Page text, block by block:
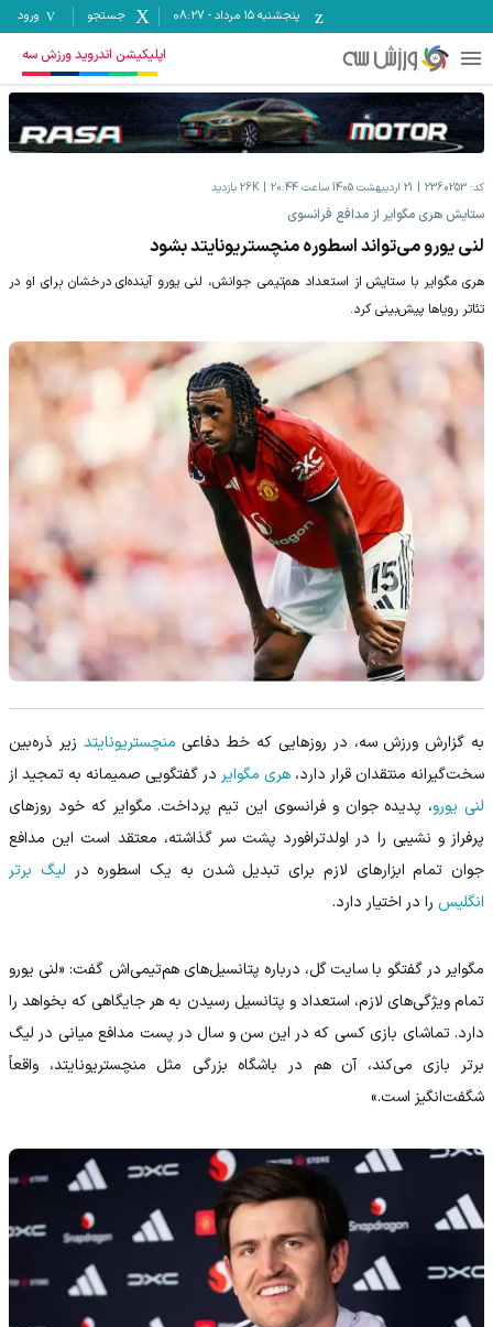
پنجشنبه ۱۵ مرداد -
08:27 جستجو ورود
اپلیکیشن اندروید ورزش سه
کد: 2360253 21 اردیبهشت 1405 ساعت 20:44 26K بازدید
ستایش‌ هری مگوایر از مدافع فرانسوی
لنی یورو می‌تواند اسطوره منچستریونایتد بشود
هری مگوایر با ستایش از استعداد هم‌تیمی جوانش، لنی یورو آینده‌ای درخشان برای او در
تئاتر رویاها پیش‌بینی کرد.
به گزارش ورزش سه، در روزهایی که خط دفاعی منچستریونایتد زیر ذره‌بین
سخت‌گیرانه منتقدان قرار دارد، هری مگوایر در گفتگویی صمیمانه به تمجید از
لنی یورو، پدیده جوان و فرانسوی این تیم پرداخت. مگوایر که خود روزهای
پرفراز و نشیبی را در اولدترافورد پشت سر گذاشته، معتقد است این مدافع
جوان تمام ابزارهای لازم برای تبدیل شدن به یک اسطوره در لیگ برتر
انگلیس را در اختیار دارد.
مگوایر در گفتگو با سایت گل، درباره پتانسیل‌های هم‌تیمی‌اش گفت: «لنی یورو
تمام ویژگی‌های لازم، استعداد و پتانسیل رسیدن به هر جایگاهی که بخواهد را
دارد. تماشای بازی کسی که در این سن و سال در پست مدافع میانی در لیگ
برتر بازی می‌کند، آن هم در باشگاه بزرگی مثل منچستریونایتد، واقعاً
شگفت‌انگیز است.»